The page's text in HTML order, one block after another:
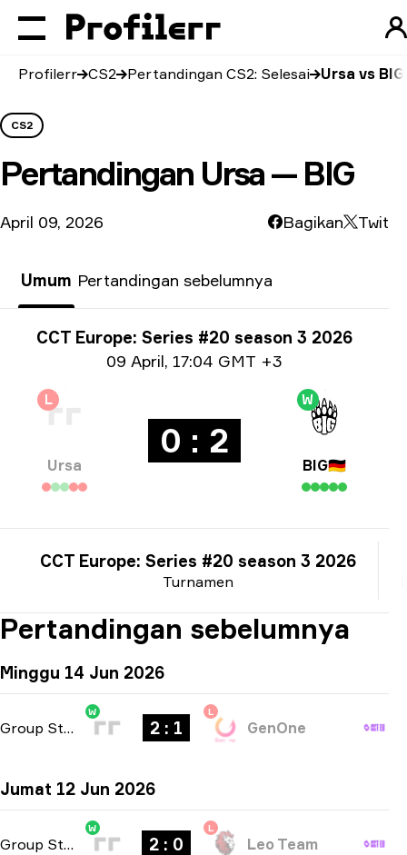
Profilerr CS2 Pertandingan CS2: Selesai Ursa vs BIG
CS2
Pertandingan Ursa — BIG
April 09, 2026 Bagikan Twit
Umum Pertandingan sebelumnya
Info Turnamen
CCT Europe: Series #20 season 3 2026
09 April, 17:04 GMT +3
L
Ursa
0 : 2
W
BIG🇩🇪
Turnamen
CCT Europe: Series #20 season 3 2026
Pertandingan sebelumnya
Minggu 14 Jun 2026
Group Stage -bo3
W
2 : 1
L
GenOne
Jumat 12 Jun 2026
Group Stage -bo3
W
2 : 0
L
Leo Team